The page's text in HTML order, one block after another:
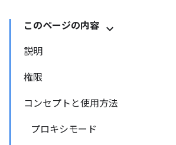
このページの内容
説明
権限
コンセプトと使用方法
プロキシモード